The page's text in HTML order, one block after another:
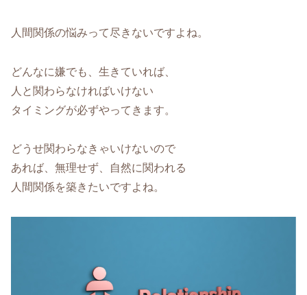
人間関係の悩みって尽きないですよね。
どんなに嫌でも、生きていれば、
人と関わらなければいけない
タイミングが必ずやってきます。
どうせ関わらなきゃいけないので
あれば、無理せず、自然に関われる
人間関係を築きたいですよね。